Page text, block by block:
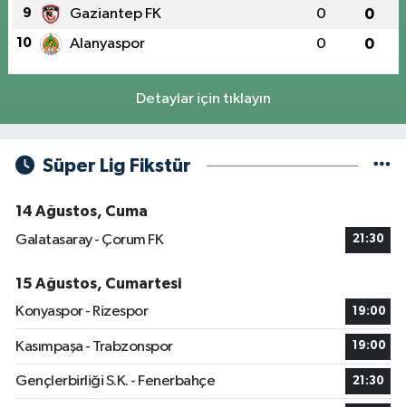
9 Gaziantep FK 0 0
10 Alanyaspor 0 0
Detaylar için tıklayın
Süper Lig Fikstür
14 Ağustos, Cuma
Galatasaray - Çorum FK
21:30
15 Ağustos, Cumartesi
Konyaspor - Rizespor
19:00
Kasımpaşa - Trabzonspor 19:00
Gençlerbirliği S.K. - Fenerbahçe 21:30